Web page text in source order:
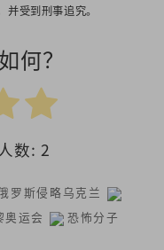
受到刑事追究。
何？
数: 2
罗斯侵略乌克兰
奥运会
恐怖分子